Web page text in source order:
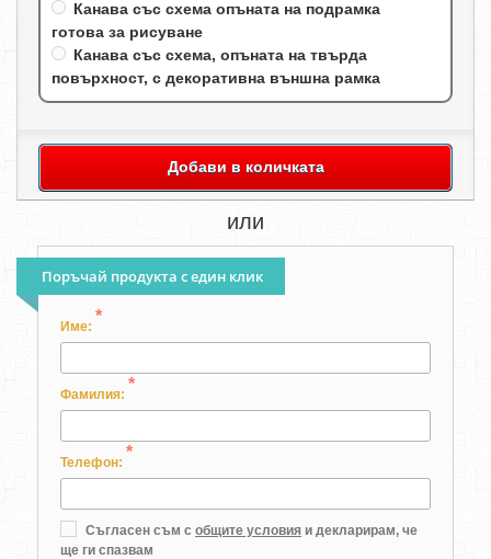
Канава със схема опъната на подрамка
готова за рисуване
Канава със схема, опъната на твърда
повърхност, с декоративна външна рамка
Добави в количката
или
Поръчай продукта с един клик
Име:
*
Фамилия:
*
Телефон:
*
Съгласен съм с общите условия и декларирам, че
ще ги спазвам